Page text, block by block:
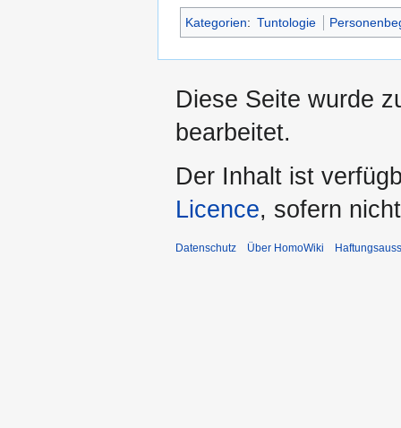
Kategorien: Tuntologie
Diese Seite wurde
bearbeitet.
Der Inhalt ist
Licence, sofern
Datenschutz Über HomoWiki